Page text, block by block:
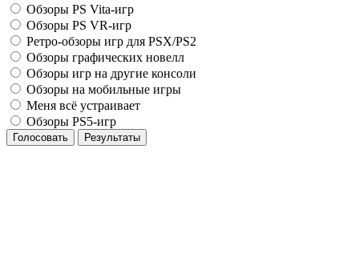
Обзоры PS Vita-игр
Обзоры PS VR-игр
Ретро-обзоры игр для PSX/PS2
Обзоры графических новелл
Обзоры игр на другие консоли
Обзоры на мобильные игры
Меня всё устраивает
Обзоры PS5-игр
Голосовать Результаты